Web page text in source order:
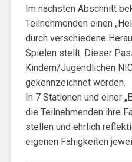
Im nächsten Abschnitt
Teilnehmenden einen
durch verschiedene
Spielen stellt. Dieser
Kindern/Jugendlichen
gekennzeichnet werden.
In 7 Stationen und einer
die Teilnehmenden ihre
stellen und ehrlich
eigenen Fähigkeiten